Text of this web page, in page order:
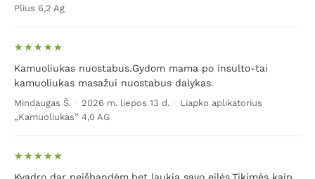
Plius 6,2 Ag
Kamuoliukas nuostabus.Gydom mama po insulto-tai
kamuoliukas masažui nuostabus dalykas.
Mindaugas Š. · 2026 m. liepos 13 d. · Liapko aplikatorius
„Kamuoliukas” 4,0 AG